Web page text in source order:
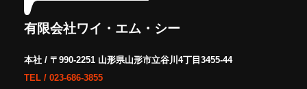
有限会社ワイ・エム・シー
本社 / 〒990-2251 山形県山形市立谷川4丁目3455-44
TEL / 023-686-3855